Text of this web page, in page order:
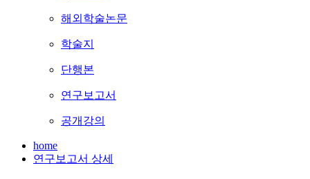
해외학술논문
학술지
단행본
연구보고서
공개강의
home
연구보고서 상세